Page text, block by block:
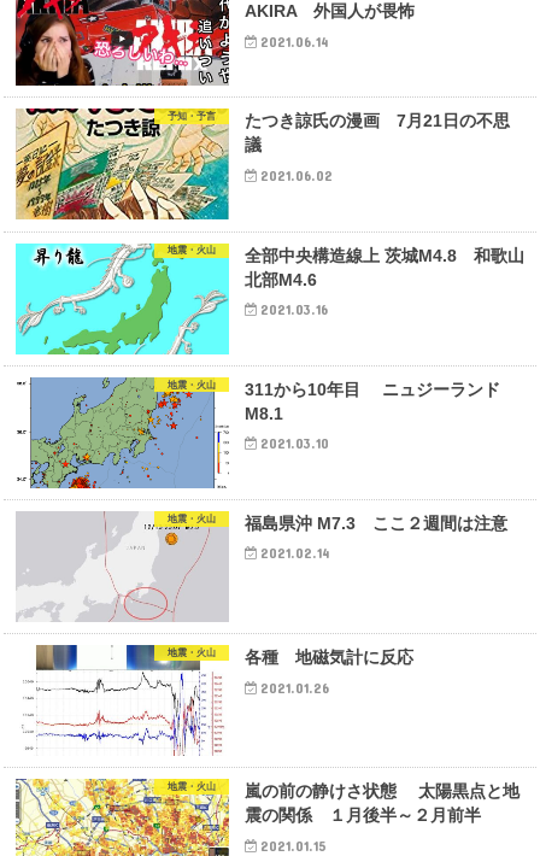
AKIRA 外国人が畏怖
2021.06.14
予知・予言
たつき諒氏の漫画 7月21日の不思
議
2021.06.02
地震・火山
全部中央構造線上 茨城M4.8 和歌山
北部M4.6
2021.03.16
地震・火山
311から10年目 ニュジーランド
M8.1
2021.03.10
地震・火山 福島県沖 M7.3 ここ２週間は注意
2021.02.14
地震・火山 各種 地磁気計に反応
2021.01.26
地震・火山
嵐の前の静けさ状態 太陽黒点と地
震の関係 １月後半～２月前半
2021.01.15